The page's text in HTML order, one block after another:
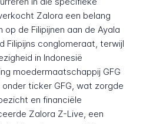
Zalora een belang
de Filipijnen aan de Ayala
Filipijns conglomeraat, terwijl
in Indonesië
moedermaatschappij GFG
ticker GFG, wat zorgde
en financiële
Zalora Z-Live, een